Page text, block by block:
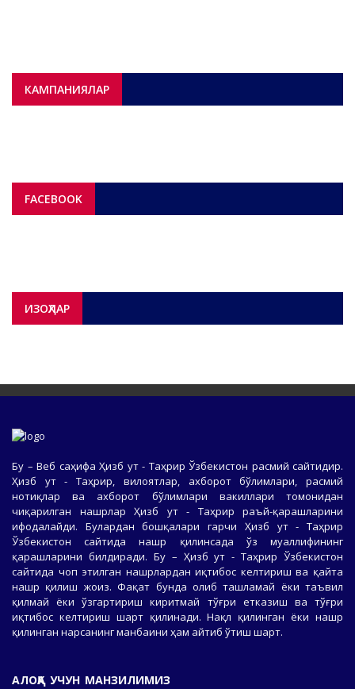
КАМПАНИЯЛАР
FACEBOOK
ИЗОҲЛАР
Бу – Веб саҳифа Ҳизб ут - Таҳрир Ўзбекистон расмий сайтидир.
Ҳизб ут - Таҳрир, вилоятлар, ахборот бўлимлари, расмий
нотиқлар ва ахборот бўлимлари вакиллари томонидан
чиқарилган нашрлар Ҳизб ут - Таҳрир раъй-қарашларини
ифодалайди. Булардан бошқалари гарчи Ҳизб ут - Таҳрир
Ўзбекистон сайтида нашр қилинсада ўз муаллифининг
қарашларини билдиради. Бу – Ҳизб ут - Таҳрир Ўзбекистон
сайтида чоп этилган нашрлардан иқтибос келтириш ва қайта
нашр қилиш жоиз. Фақат бунда олиб ташламай ёки таъвил
қилмай ёки ўзгартириш киритмай тўғри етказиш ва тўғри
иқтибос келтириш шарт қилинади. Нақл қилинган ёки нашр
қилинган нарсанинг манбаини ҳам айтиб ўтиш шарт.
АЛОҚА УЧУН МАНЗИЛИМИЗ